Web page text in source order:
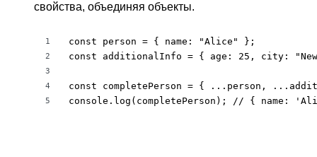
свойства, объединяя объекты.
1
2
3
4
5
const person = { name: "Alice" };
const additionalInfo = { age: 25, city:
const completePerson = { ...person,
console.log(completePerson); // { name: